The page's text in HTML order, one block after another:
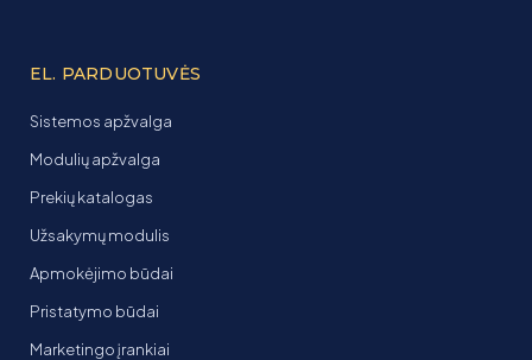
EL. PARDUOTUVĖS
Sistemos apžvalga
Modulių apžvalga
Prekių katalogas
Užsakymų modulis
Apmokėjimo būdai
Pristatymo būdai
Marketingo įrankiai